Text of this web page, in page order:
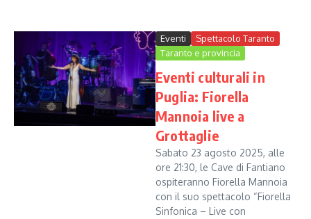
Eventi
Spettacolo Taranto
Taranto e provincia
Eventi culturali in
Puglia: Fiorella
Mannoia live a
Grottaglie
Sabato 23 agosto 2025, alle
ore 21:30, le Cave di Fantiano
ospiteranno Fiorella Mannoia
con il suo spettacolo “Fiorella
Sinfonica – Live con